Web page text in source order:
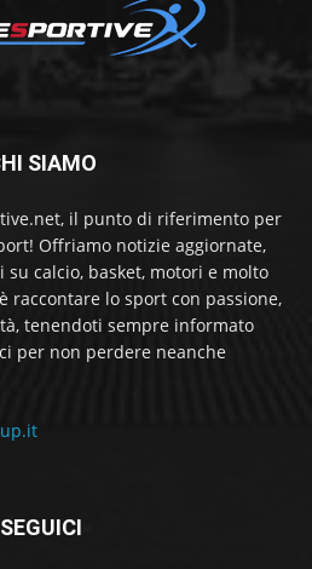
SIAMO
il punto di riferimento per
Offriamo notizie aggiornate,
calcio, basket, motori e molto
raccontare lo sport con passione,
tenendoti sempre informato
per non perdere neanche
SEGUICI